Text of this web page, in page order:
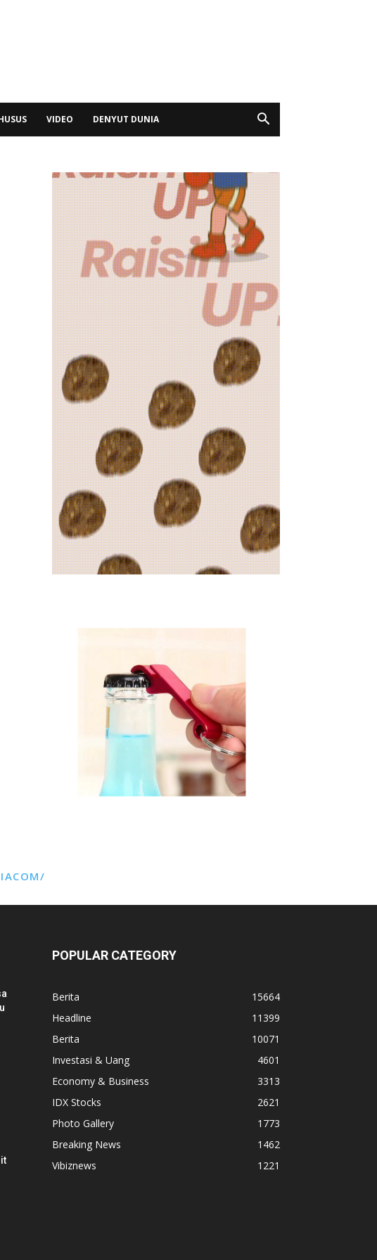
VIDEO DENYUT DUNIA
POPULAR CATEGORY
Berita
15664
Headline
11399
Berita
10071
Investasi & Uang
4601
Economy & Business
3313
IDX Stocks
2621
Photo Gallery
1773
Breaking News
1462
Vibiznews
1221